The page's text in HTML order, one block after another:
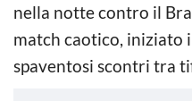
nella notte contro il
match caotico, iniziato
spaventosi scontri tra